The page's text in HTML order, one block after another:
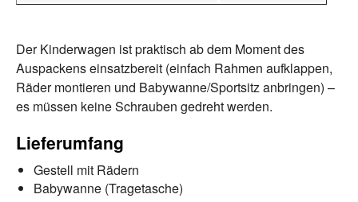
Der Kinderwagen ist praktisch ab dem Moment des
Auspackens einsatzbereit (einfach Rahmen aufklappen,
Räder montieren und Babywanne/Sportsitz anbringen) –
es müssen keine Schrauben gedreht werden.
Lieferumfang
Gestell mit Rädern
Babywanne (Tragetasche)